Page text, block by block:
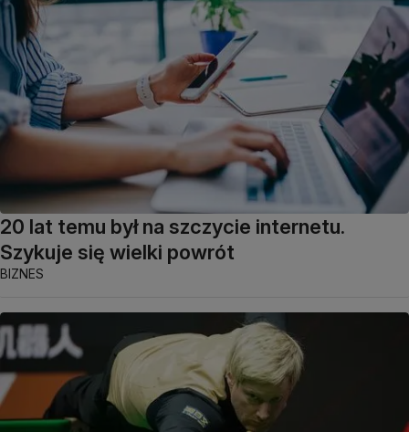
20 lat temu był na szczycie internetu.
Szykuje się wielki powrót
BIZNES